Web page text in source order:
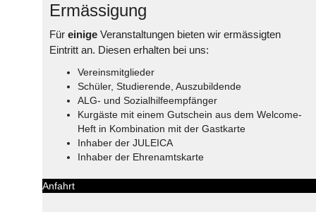
Ermässigung
Für einige Veranstaltungen bieten wir ermässigten
Eintritt an. Diesen erhalten bei uns:
Vereinsmitglieder
Schüler, Studierende, Auszubildende
ALG- und Sozialhilfeempfänger
Kurgäste mit einem Gutschein aus dem Welcome-
Heft in Kombination mit der Gastkarte
Inhaber der JULEICA
Inhaber der Ehrenamtskarte
Anfahrt